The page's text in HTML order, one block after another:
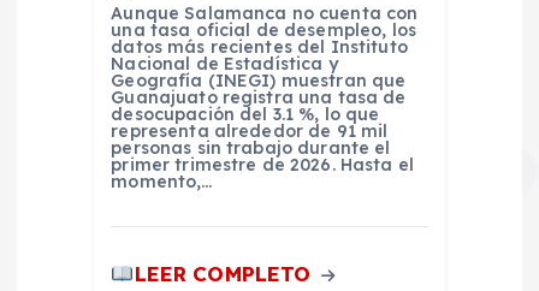
Aunque Salamanca no cuenta con
una tasa oficial de desempleo, los
datos más recientes del Instituto
Nacional de Estadística y
Geografía (INEGI) muestran que
Guanajuato registra una tasa de
desocupación del 3.1 %, lo que
representa alrededor de 91 mil
personas sin trabajo durante el
primer trimestre de 2026. Hasta el
momento,…
LEER COMPLETO